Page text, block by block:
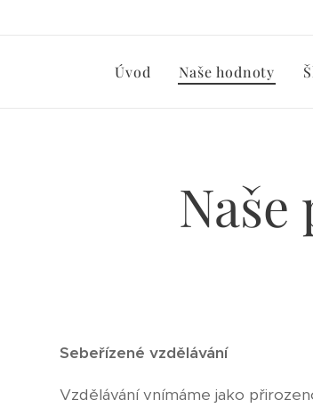
Úvod Naše hodnoty
Sebeřízené vzdělávání
Vzdělávání vnímáme jako